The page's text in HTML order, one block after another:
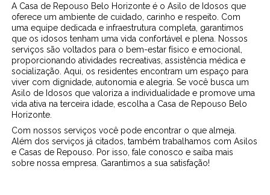
A Casa de Repouso Belo Horizonte é o Asilo de Idosos que
oferece um ambiente de cuidado, carinho e respeito. Com
uma equipe dedicada e infraestrutura completa, garantimos
que os idosos tenham uma vida confortável e plena. Nossos
serviços são voltados para o bem-estar físico e emocional,
proporcionando atividades recreativas, assistência médica e
socialização. Aqui, os residentes encontram um espaço para
viver com dignidade, autonomia e alegria. Se você busca um
Asilo de Idosos que valoriza a individualidade e promove uma
vida ativa na terceira idade, escolha a Casa de Repouso Belo
Horizonte.
Com nossos serviços você pode encontrar o que almeja.
Além dos serviços já citados, também trabalhamos com Asilos
e Casas de Repouso. Por isso, fale conosco e saiba mais
sobre nossa empresa. Garantimos a sua satisfação!